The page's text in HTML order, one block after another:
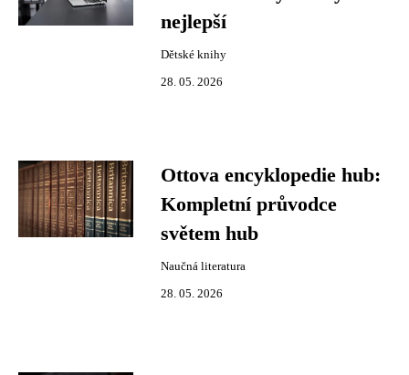
nejlepší
Dětské knihy
28. 05. 2026
Ottova encyklopedie hub:
Kompletní průvodce
světem hub
Naučná literatura
28. 05. 2026